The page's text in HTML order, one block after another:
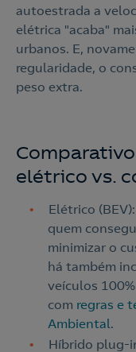
Nós ligamos!
autoestrada a
elétrica "acaba"
urbanos. E,
regularidade, o
peso extra.
elétrico vs.
Elétrico
quem
minimizar o
há também
veículos
com regras e
Ambiental.
Híbrido plug-